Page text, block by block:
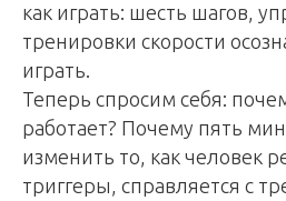
как играть: шесть шагов,
тренировки скорости
играть.
Теперь спросим себя:
работает? Почему пять
изменить то, как человек
триггеры, справляется с